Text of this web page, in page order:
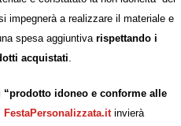
impegnerà a realizzare il materiale e
spesa aggiuntiva rispettando i
acquistati.
“prodotto idoneo e conforme alle
FestaPersonalizzata.it invierà